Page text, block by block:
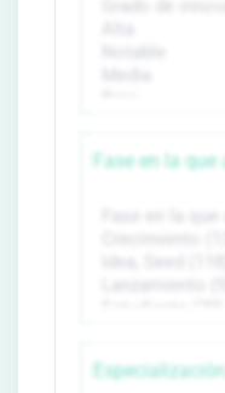
Fase en la que